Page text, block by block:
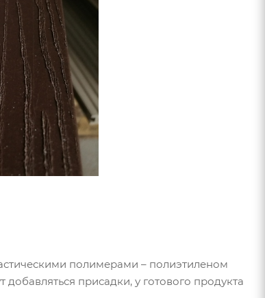
полимерами – полиэтиленом
присадки, у готового продукта